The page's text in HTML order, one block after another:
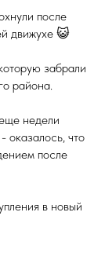
после
движухе 😺
забрали
района.
недели
оказалось, что
после
в новый